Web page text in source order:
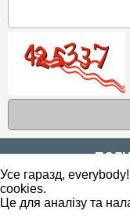
Усе гаразд,
cookies.
Це для аналізу та